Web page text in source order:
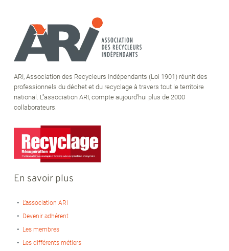
ARI, Association des Recycleurs Indépendants (Loi 1901) réunit des
professionnels du déchet et du recyclage à travers tout le territoire
national. L''association ARI, compte aujourd'hui plus de 2000
collaborateurs.
En savoir plus
L’association ARI
Devenir adhérent
Les membres
Les différents métiers